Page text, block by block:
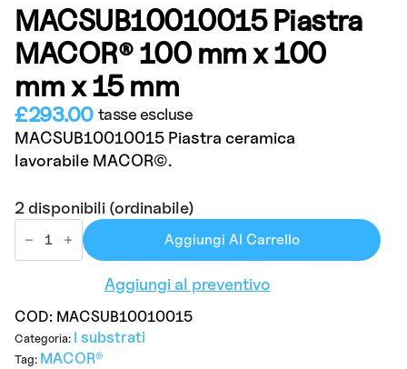
MACSUB10010015 Piastra
MACOR® 100 mm x 100
mm x 15 mm
£293.00 tasse escluse
MACSUB10010015 Piastra ceramica
lavorabile MACOR©.
2 disponibili (ordinabile)
MACSUB10010015
MACOR®
x
15mm
quantità
Aggiungi Al Carrello
Aggiungi al preventivo
COD: MACSUB10010015
Categoria: I substrati
Tag: MACOR®